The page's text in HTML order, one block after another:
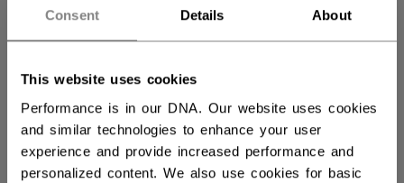
Consent Details About
This website uses cookies
Performance is in our DNA. Our website uses cookies
and similar technologies to enhance your user
experience and provide increased performance and
personalized content. We also use cookies for basic
FINN I BUTIKK
ÅPNE SOSIALE